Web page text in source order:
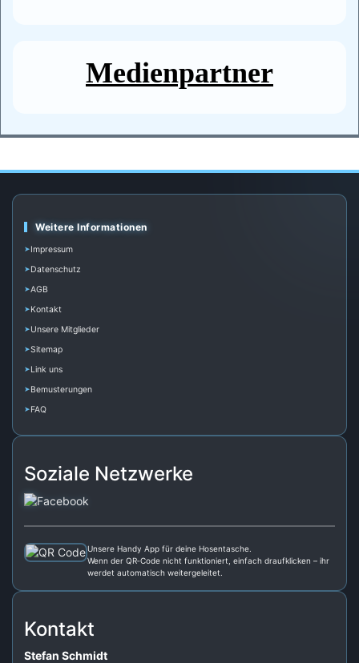
Medienpartner
Weitere Informationen
Impressum
Datenschutz
AGB
Kontakt
Unsere Mitglieder
Sitemap
Link uns
Bemusterungen
FAQ
Soziale Netzwerke
Unsere Handy App für deine Hosentasche.
Wenn der QR‑Code nicht funktioniert, einfach draufklicken – ihr
werdet automatisch weitergeleitet.
Kontakt
Stefan Schmidt